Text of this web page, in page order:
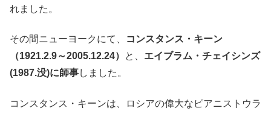
れました。
その間ニューヨークにて、
コンスタンス・キーン
（1921.2.9～2005.12.24）
と、 エイブラム・チェイシンズ
(1987.没)に師事しました。
コンスタンス・キーンは、ロシアの偉大なピアニストウラ